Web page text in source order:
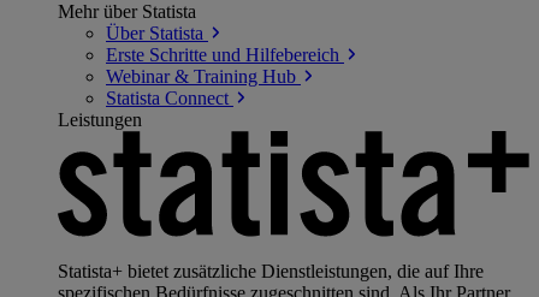
Mehr über Statista
Über Statista
Erste Schritte und Hilfebereich
Webinar & Training Hub
Statista Connect
Leistungen
Statista+ bietet zusätzliche Dienstleistungen, die auf Ihre
spezifischen Bedürfnisse zugeschnitten sind. Als Ihr Partner